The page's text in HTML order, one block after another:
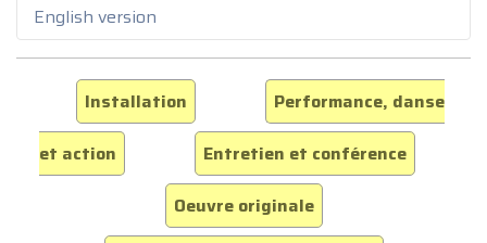
English version
Installation
Performance, danse
et action
Entretien et conférence
Oeuvre originale